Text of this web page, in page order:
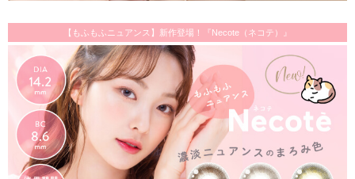
【もふもふニュアンス】新作登場！『Necote（ネコテ）』